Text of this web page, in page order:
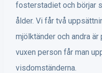
fosterstadiet och börjar
ålder. Vi får två
mjölktänder och andra är
vuxen person får man
visdomständerna.